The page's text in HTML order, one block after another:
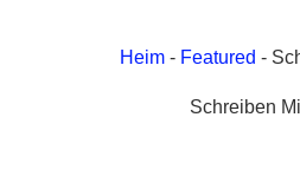
Heim- Featured -
Schreiben